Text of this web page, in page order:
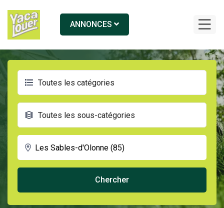
ANNONCES
Toutes les catégories
Toutes les sous-catégories